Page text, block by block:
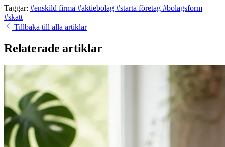
Taggar: #enskild firma #aktiebolag #starta företag #bolagsform
#skatt
Tillbaka till alla artiklar
Relaterade artiklar